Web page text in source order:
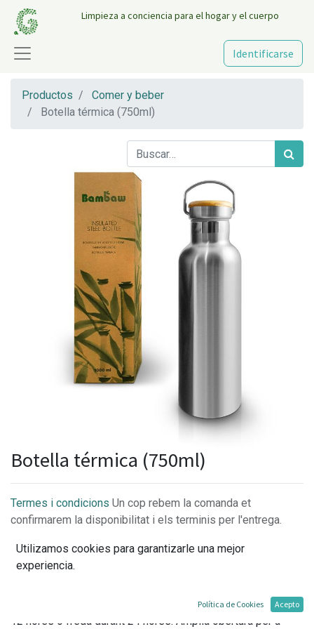
Limpieza a conciencia para el hogar y el cuerpo
Identificarse
Productos
Comer y beber
Botella térmica (750ml)
Botella térmica (750ml)
Termes i condicions Un cop rebem la comanda et
confirmarem la disponibilitat i els terminis per l'entrega.
en acer inoxidable que manté la teva beguda calenta durant
12 hores o freda durant 24 hores. Àmplia obertura per a
Utilizamos cookies para garantizarle una mejor
experiencia.
Política de Cookies Acepto